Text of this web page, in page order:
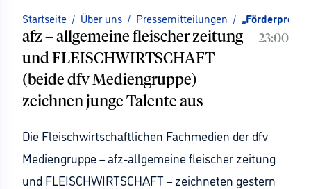
Startseite / Über uns / Pressemitteilungen / „Förderpreis
afz – allgemeine fleischer zeitung
und FLEISCHWIRTSCHAFT
(beide dfv Mediengruppe)
zeichnen junge Talente aus
23:00
Die Fleischwirtschaftlichen Fachmedien der dfv
Mediengruppe – afz-allgemeine fleischer zeitung
und FLEISCHWIRTSCHAFT – zeichneten gestern